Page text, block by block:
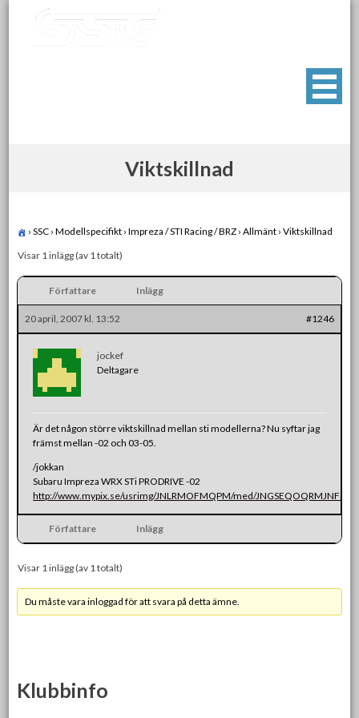
Viktskillnad
› SSC › Modellspecifikt › Impreza / STI Racing / BRZ › Allmänt › Viktskillnad
Visar 1 inlägg (av 1 totalt)
Författare Inlägg
20 april, 2007 kl. 13:52 #1246
jockef
Deltagare
Är det någon större viktskillnad mellan sti modellerna? Nu syftar jag
främst mellan -02 och 03-05.
/jokkan
Subaru Impreza WRX STi PRODRIVE -02
http://www.mypix.se/usrimg/JNLRMOFMQPM/med/
Författare Inlägg
Visar 1 inlägg (av 1 totalt)
Du måste vara inloggad för att svara på detta ämne.
Klubbinfo